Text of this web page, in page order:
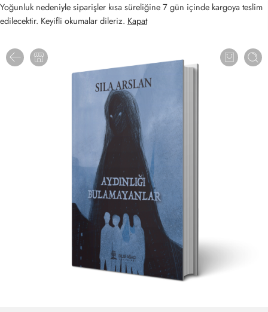
Yoğunluk nedeniyle siparişler kısa süreliğine 7 gün içinde kargoya teslim
edilecektir. Keyifli okumalar dileriz. Kapat